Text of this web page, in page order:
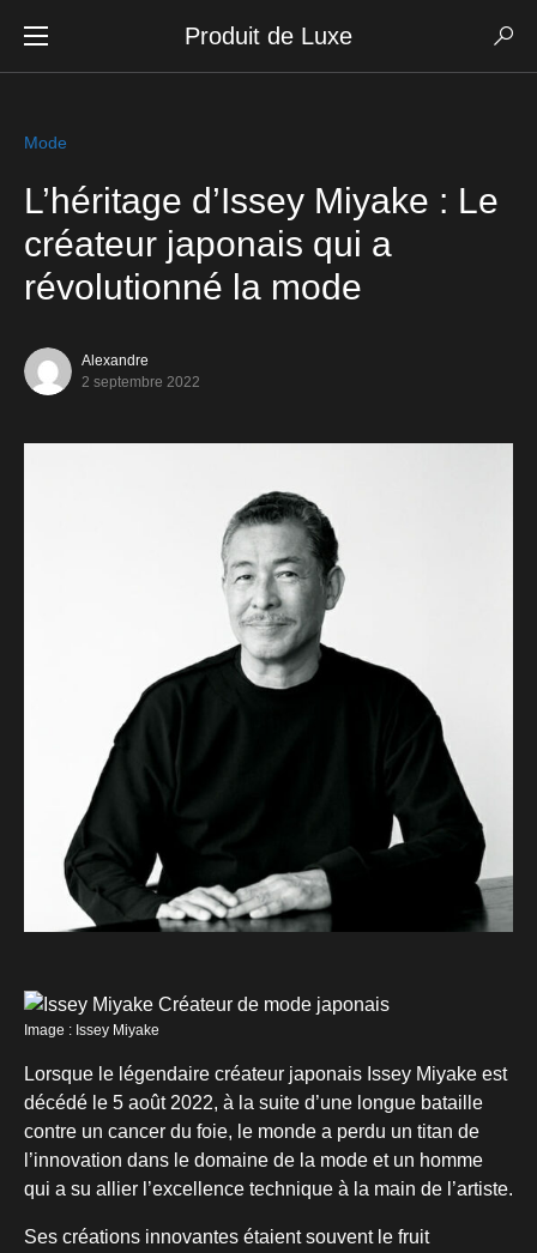
Produit de Luxe
Mode
L’héritage d’Issey Miyake : Le
créateur japonais qui a
révolutionné la mode
Alexandre
2 septembre 2022
Lorsque le légendaire créateur japonais Issey Miyake est
décédé le 5 août 2022, à la suite d’une longue bataille
contre un cancer du foie, le monde a perdu un titan de
l’innovation dans le domaine de la mode et un homme
qui a su allier l’excellence technique à la main de l’artiste.
Ses créations innovantes étaient souvent le fruit